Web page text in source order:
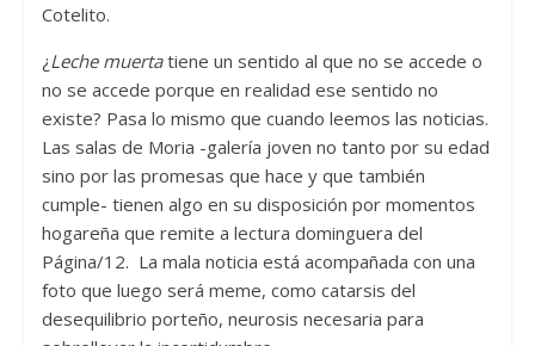
Cotelito.
¿Leche muertatiene un sentido al que no se accede o
no se accede porque en realidad ese sentido no
existe? Pasa lo mismo que cuando leemos las noticias.
Las salas de Moria -galería joven no tanto por su edad
sino por las promesas que hace y que también
cumple- tienen algo en su disposición por momentos
hogareña que remite a lectura dominguera del
Página/12. La mala noticia está acompañada con una
foto que luego será meme, como catarsis del
desequilibrio porteño, neurosis necesaria para